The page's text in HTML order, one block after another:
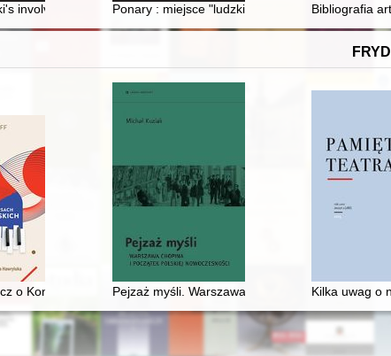
involvement in promoting the idea of Slavic unity in Poland after
Ponary : miejsce "ludzkiej rzeźni" Bibliografia
o Konkursach ChopinowskichPejzaż myśli. Warszawa Chopina i początek
Kilka uwag o